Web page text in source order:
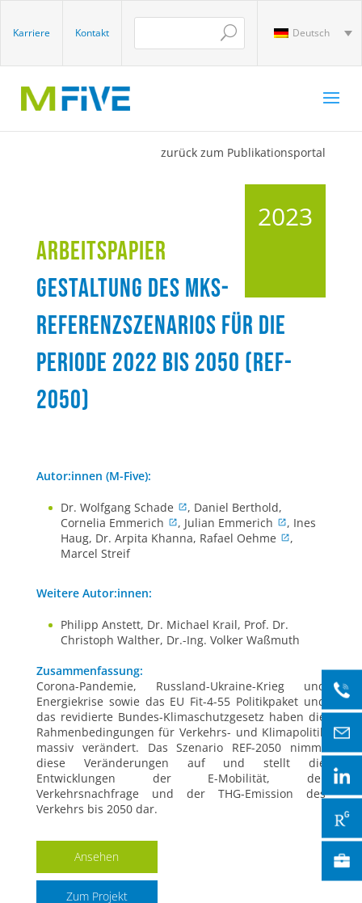
Karriere Kontakt Deutsch
zurück zum Publikationsportal
2023
Arbeitspapier
Gestaltung des MKS-
Referenzszenarios für die
Periode 2022 bis 2050 (REF-
2050)
Autor:innen (M-Five):
Dr. Wolfgang Schade
, Daniel Berthold,
Cornelia Emmerich
, Julian Emmerich
, Ines
Haug, Dr. Arpita Khanna, Rafael Oehme
,
Marcel Streif
Weitere Autor:innen:
Philipp Anstett, Dr. Michael Krail, Prof. Dr.
Christoph Walther, Dr.-Ing. Volker Waßmuth
Zusammenfassung:
Corona-Pandemie, Russland-Ukraine-Krieg und
Energiekrise sowie das EU Fit-4-55 Politikpaket und
das revidierte Bundes-Klimaschutzgesetz haben die
Rahmenbedingungen für Verkehrs- und Klimapolitik
massiv verändert. Das Szenario REF-2050 nimmt
diese Veränderungen auf und stellt die
Entwicklungen der E-Mobilität, der
Verkehrsnachfrage und der THG-Emission des
Verkehrs bis 2050 dar.
Ansehen
Zum Projekt